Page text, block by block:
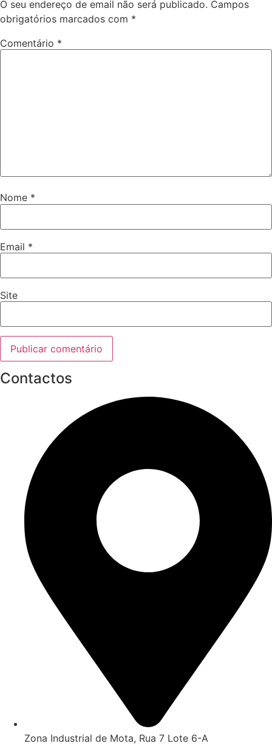
O seu endereço de email não será publicado. Campos
obrigatórios marcados com *
Comentário *
Nome *
Email *
Site
Contactos
Zona Industrial de Mota, Rua 7 Lote 6-A